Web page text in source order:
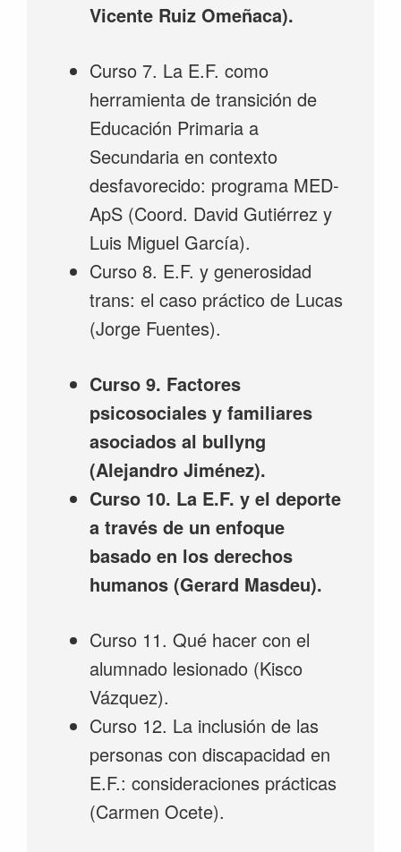
Vicente Ruiz Omeñaca).
Curso 7. La E.F. como
herramienta de transición de
Educación Primaria a
Secundaria en contexto
desfavorecido: programa MED-
ApS (Coord. David Gutiérrez y
Luis Miguel García).
Curso 8. E.F. y generosidad
trans: el caso práctico de Lucas
(Jorge Fuentes).
Curso 9. Factores
psicosociales y familiares
asociados al bullyng
(Alejandro Jiménez).
Curso 10. La E.F. y el deporte
a través de un enfoque
basado en los derechos
humanos (Gerard Masdeu).
Curso 11. Qué hacer con el
alumnado lesionado (Kisco
Vázquez).
Curso 12. La inclusión de las
personas con discapacidad en
E.F.: consideraciones prácticas
(Carmen Ocete).